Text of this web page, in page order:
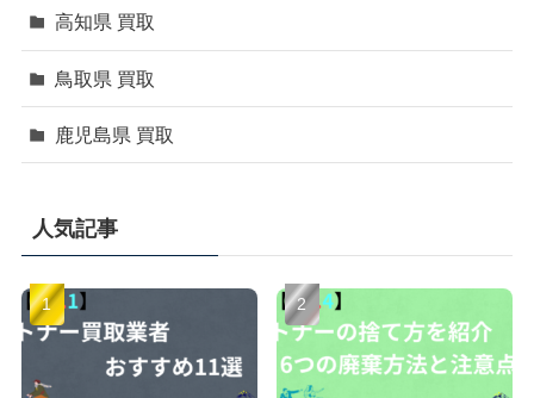
高知県 買取
鳥取県 買取
鹿児島県 買取
人気記事